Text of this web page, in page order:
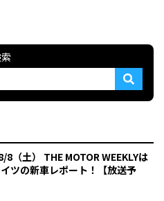
8（土） THE MOTOR WEEKLYは
ツの新車レポート！【放送予